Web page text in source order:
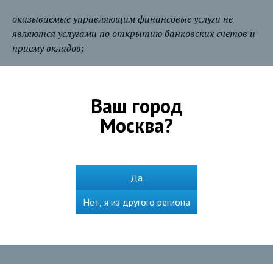
оказываемые управляющим финансовые услуги не
являются услугами по открытию банковских счетов и
приему вкладов;
в соответствии с Федеральным законом от 23 декабря
2003 года No 177-ФЗ «О страховании вкладов
Ваш город
Москва?
Да
Нет, я из другого региона